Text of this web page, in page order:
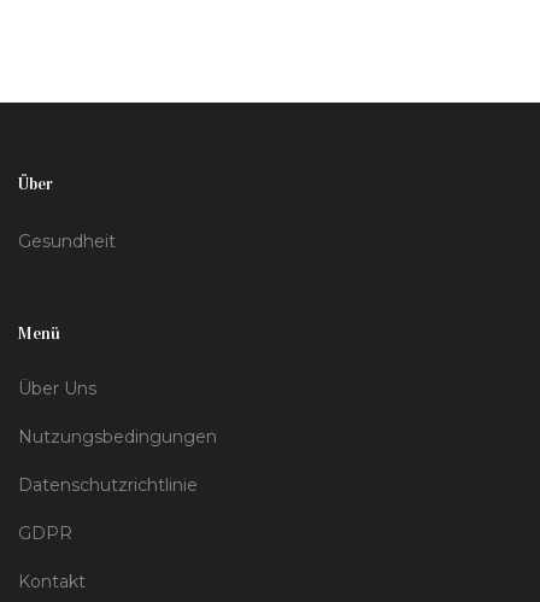
Über
Gesundheit
Menü
Über Uns
Nutzungsbedingungen
Datenschutzrichtlinie
GDPR
Kontakt